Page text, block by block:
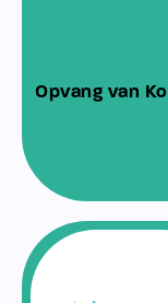
Opvang van